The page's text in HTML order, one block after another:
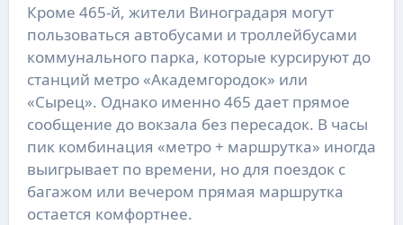
Кроме 465-й, жители Виноградаря могут
пользоваться автобусами и троллейбусами
коммунального парка, которые курсируют до
станций метро «Академгородок» или
«Сырец». Однако именно 465 дает прямое
сообщение до вокзала без пересадок. В часы
пик комбинация «метро + маршрутка» иногда
выигрывает по времени, но для поездок с
багажом или вечером прямая маршрутка
остается комфортнее.